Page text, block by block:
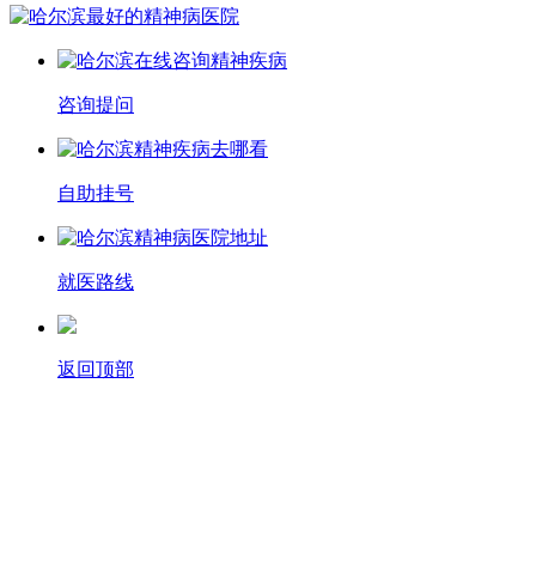
咨询提问
自助挂号
就医路线
返回顶部